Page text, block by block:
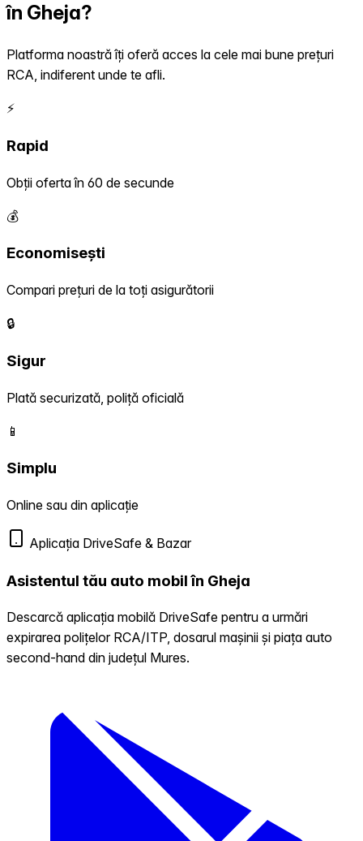
în Gheja?
Platforma noastră îți oferă acces la cele mai bune prețuri
RCA, indiferent unde te afli.
⚡
Rapid
Obții oferta în 60 de secunde
💰
Economisești
Compari prețuri de la toți asigurătorii
🔒
Sigur
Plată securizată, poliță oficială
📱
Simplu
Online sau din aplicație
Aplicația DriveSafe & Bazar
Asistentul tău auto mobil în Gheja
Descarcă aplicația mobilă DriveSafe pentru a urmări
expirarea polițelor RCA/ITP, dosarul mașinii și piața auto
second-hand din județul Mures.